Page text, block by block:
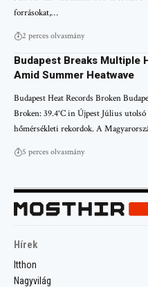
forrásokat,…
2 perces olvasmány
Budapest Breaks Multiple
Amid Summer Heatwave
Budapest Heat Records Broken
Broken: 39.4°C in Újpest Július
hőmérsékleti rekordok. A
5 perces olvasmány
Hírek
Itthon
Nagyvilág